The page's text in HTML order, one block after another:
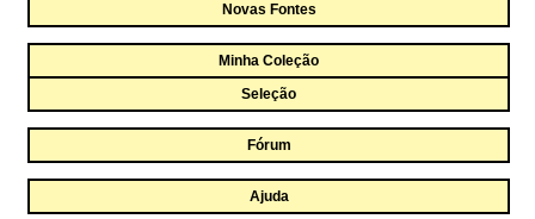
Novas Fontes
Minha Coleção
Seleção
Fórum
Ajuda